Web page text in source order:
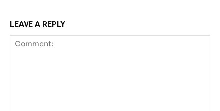
LEAVE A REPLY